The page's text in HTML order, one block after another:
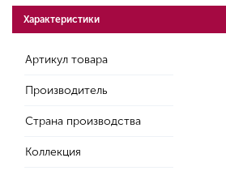
Характеристики
Артикул товара
Производитель
Страна производства
Коллекция